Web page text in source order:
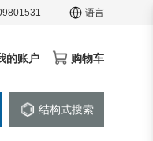
语言
的账户 购物车
结构式搜索